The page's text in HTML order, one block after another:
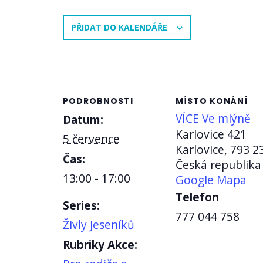
PŘIDAT DO KALENDÁŘE
PODROBNOSTI
Datum:
5 července
Čas:
13:00 - 17:00
Series:
Živly Jeseníků
Rubriky Akce:
MÍSTO KONÁNÍ
VÍCE Ve mlýně
Karlovice 421
Karlovice, 793
Česká republika
Google Mapa
Telefon
777 044 758